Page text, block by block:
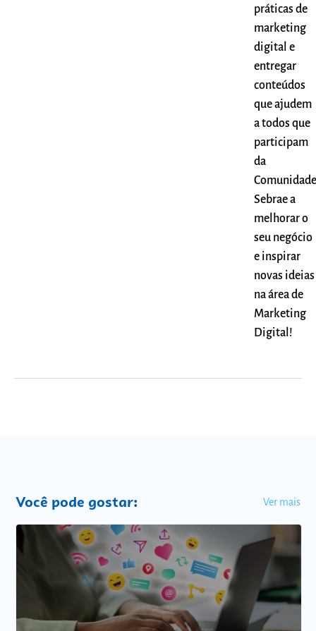
práticas de
marketing
digital e
entregar
conteúdos
que ajudem
a todos que
participam
da
Comunidade
Sebrae a
melhorar o
seu negócio
e inspirar
novas ideias
na área de
Marketing
Digital!
Você pode gostar: Ver mais